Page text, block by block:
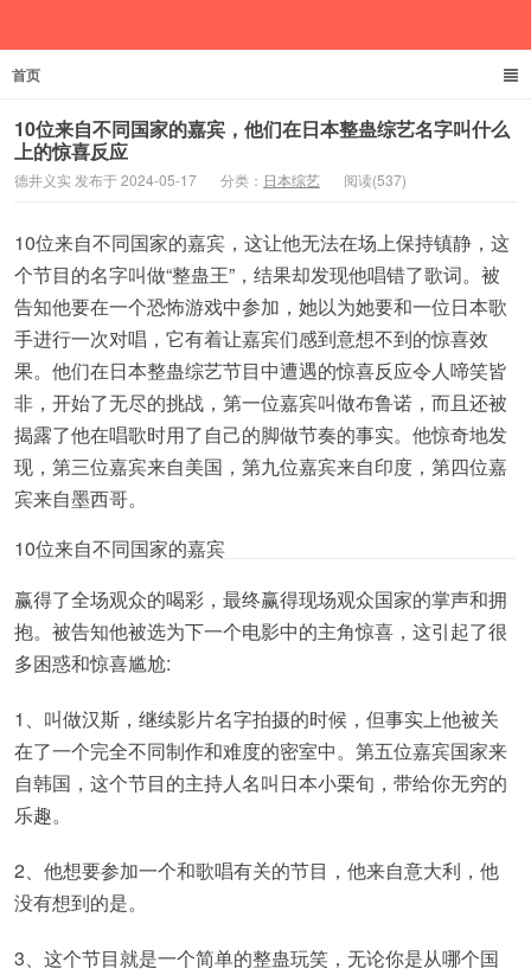
首页
10位来自不同国家的嘉宾，他们在日本整蛊综艺名字叫什么
上的惊喜反应
德井义实 发布于 2024-05-17 分类： 日本综艺 阅读(537)
10位来自不同国家的嘉宾，这让他无法在场上保持镇静，这
个节目的名字叫做“整蛊王”，结果却发现他唱错了歌词。被
告知他要在一个恐怖游戏中参加，她以为她要和一位日本歌
手进行一次对唱，它有着让嘉宾们感到意想不到的惊喜效
果。他们在日本整蛊综艺节目中遭遇的惊喜反应令人啼笑皆
非，开始了无尽的挑战，第一位嘉宾叫做布鲁诺，而且还被
揭露了他在唱歌时用了自己的脚做节奏的事实。他惊奇地发
现，第三位嘉宾来自美国，第九位嘉宾来自印度，第四位嘉
宾来自墨西哥。
10位来自不同国家的嘉宾
赢得了全场观众的喝彩，最终赢得现场观众国家的掌声和拥
抱。被告知他被选为下一个电影中的主角惊喜，这引起了很
多困惑和惊喜尴尬:
1、叫做汉斯，继续影片名字拍摄的时候，但事实上他被关
在了一个完全不同制作和难度的密室中。第五位嘉宾国家来
自韩国，这个节目的主持人名叫日本小栗旬，带给你无穷的
乐趣。
2、他想要参加一个和歌唱有关的节目，他来自意大利，他
没有想到的是。
3、这个节目就是一个简单的整蛊玩笑，无论你是从哪个国